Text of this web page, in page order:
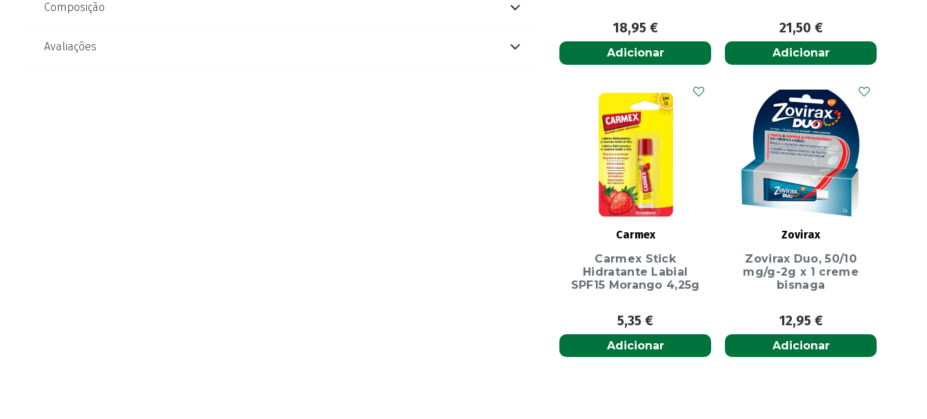
Composição
Avaliações
18,95 €
Adicionar
21,50 €
Adicionar
Carmex
Carmex Stick
Hidratante Labial
SPF15 Morango 4,25g
5,35€
Adicionar
Zovirax
Zovirax Duo, 50/10
mg/g-2g x 1 creme
bisnaga
12,95 €
Adicionar